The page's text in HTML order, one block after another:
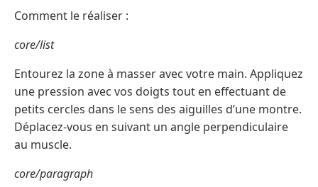
Comment le réaliser :
core/list
Entourez la zone à masser avec votre main. Appliquez
une pression avec vos doigts tout en effectuant de
petits cercles dans le sens des aiguilles d’une montre.
Déplacez-vous en suivant un angle perpendiculaire
au muscle.
core/paragraph